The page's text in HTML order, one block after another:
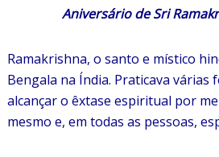
Aniversário de Sri
Ramakrishna, o santo e místico
Bengala na Índia. Praticava várias
alcançar o êxtase espiritual por
mesmo e, em todas as pessoas,